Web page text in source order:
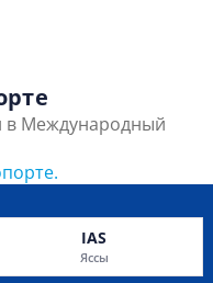
в Международный
IAS
Яссы